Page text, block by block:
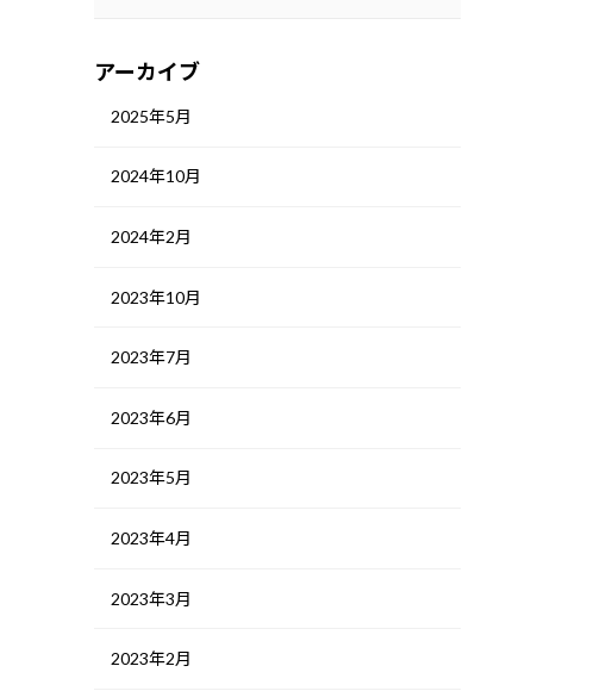
アーカイブ
2025年5月
2024年10月
2024年2月
2023年10月
2023年7月
2023年6月
2023年5月
2023年4月
2023年3月
2023年2月